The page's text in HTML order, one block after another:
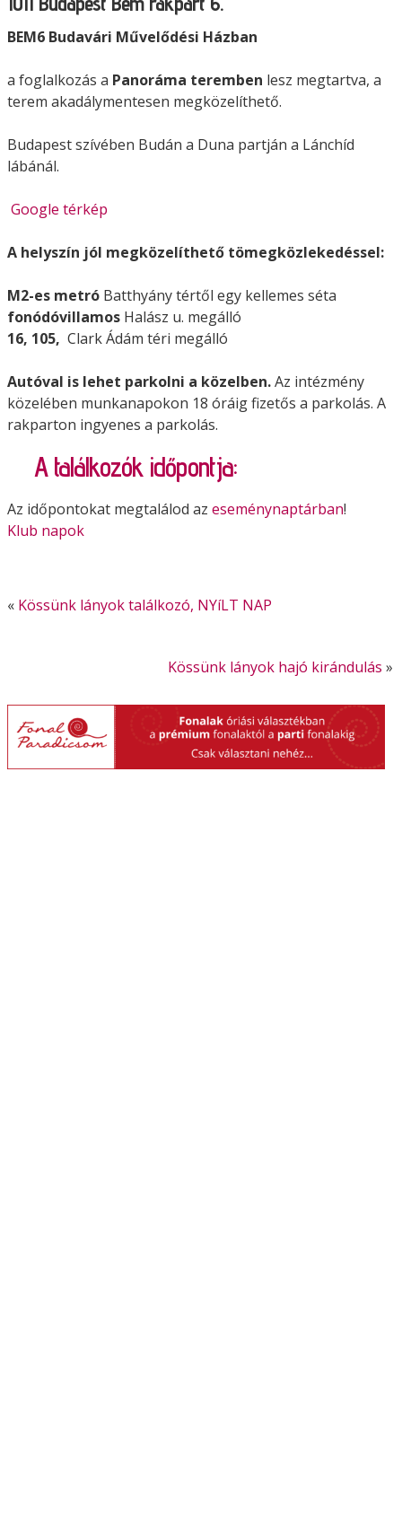
BEM6 Budavári Művelődési Házban
a foglalkozás a Panoráma teremben lesz megtartva, a
terem akadálymentesen megközelíthető.
Budapest szívében Budán a Duna partján a Lánchíd
lábánál.
Google térkép
A helyszín jól megközelíthető tömegközlekedéssel:
M2-es metró Batthyány tértől egy kellemes séta
fonódóvillamos Halász u. megálló
16, 105, Clark Ádám téri megálló
Autóval is lehet parkolni a közelben.Az intézmény
közelében munkanapokon 18 óráig fizetős a parkolás. A
rakparton ingyenes a parkolás.
A találkozók időpontja:
Az időpontokat megtalálod az eseménynaptárban!
Klub napok
« Kössünk lányok találkozó, NYíLT NAP
Kössünk lányok hajó kirándulás »